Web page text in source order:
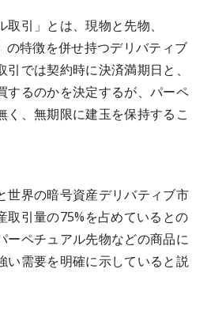
引」とは、現物と先物、
の特徴を併せ持つデリバティブ
では契約時に決済満期日と、
するのかを決定するが、パーペ
く、無期限に建玉を保持するこ
世界の暗号資産デリバティブ市
取引量の75%を占めているとの
ーペチュアル先物などの商品に
い需要を明確に示していると説